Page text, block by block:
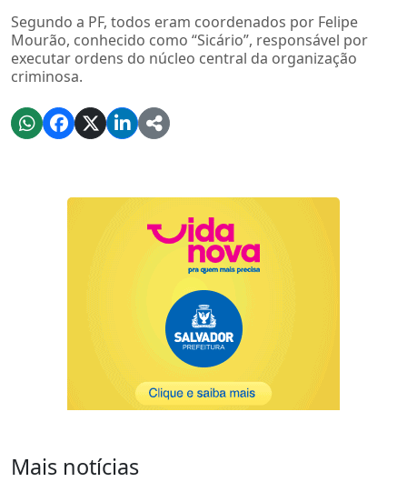
Segundo a PF, todos eram coordenados por Felipe
Mourão, conhecido como “Sicário”, responsável por
executar ordens do núcleo central da organização
criminosa.
Mais notícias